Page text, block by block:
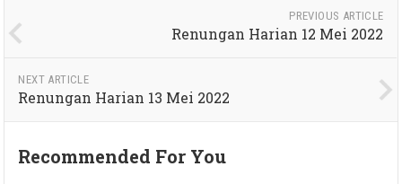
PREVIOUS ARTICLE
Renungan Harian 12 Mei 2022
NEXT ARTICLE
Renungan Harian 13 Mei 2022
Recommended For You